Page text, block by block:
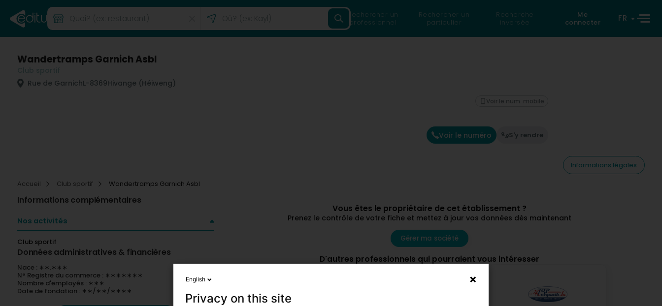
Rechercher un
professionnel
Rechercher un
particulier
Recherche
inversée
Me
connecter
FR
Wandertramps Garnich Asbl
Rue de GarnichL-8369Hivange (Héiweng)
Voir le numéro S'y rendre
Voir le num. mobile
Informations légales
Accueil
Club sportif Wandertramps Garnich Asbl
Informations complémentaires
Nos activités
Club sportif
Données administratives & financières
Nace : ∗∗.∗∗∗
N° Registre du commerce : ∗∗∗∗∗∗∗
Nombre d'employés : ∗∗∗
Date de fondation : ∗∗/∗∗/∗∗∗∗
Vous êtes le propriétaire de cet établissement ?
Prenez le contrôle de votre fiche et mettez à jour vos données dès maintenant
Gérer ma société
D'autres professionnels qui pourraient vous intéresser
English
Privacy on this site